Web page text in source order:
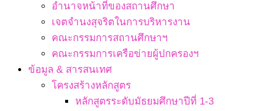
อำนาจหน้าที่ของสถานศึกษา
เจตจํานงสุจริตในการบริหารงาน
คณะกรรมการสถานศึกษาฯ
คณะกรรมการเครือข่ายผู้ปกครองฯ
ข้อมูล & สารสนเทศ
โครงสร้างหลักสูตร
หลักสูตรระดับมัธยมศึกษาปีที่ 1-3